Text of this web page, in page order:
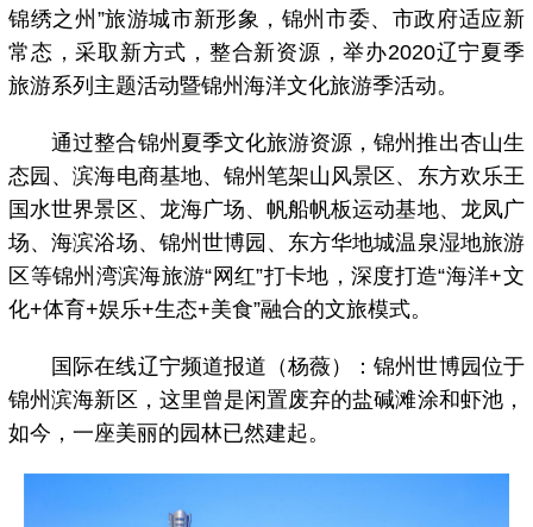
锦绣之州”旅游城市新形象，锦州市委、市政府适应新
常态，采取新方式，整合新资源，举办2020辽宁夏季
旅游系列主题活动暨锦州海洋文化旅游季活动。
通过整合锦州夏季文化旅游资源，锦州推出杏山生
态园、滨海电商基地、锦州笔架山风景区、东方欢乐王
国水世界景区、龙海广场、帆船帆板运动基地、龙凤广
场、海滨浴场、锦州世博园、东方华地城温泉湿地旅游
区等锦州湾滨海旅游“网红”打卡地，深度打造“海洋+文
化+体育+娱乐+生态+美食”融合的文旅模式。
国际在线辽宁频道报道（杨薇）：锦州世博园位于
锦州滨海新区，这里曾是闲置废弃的盐碱滩涂和虾池，
如今，一座美丽的园林已然建起。